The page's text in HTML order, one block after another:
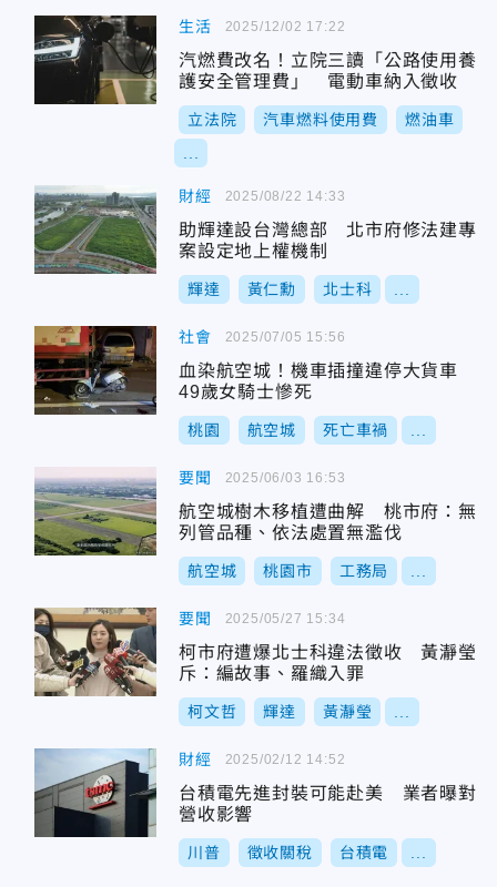
生活
汽燃費改名！立院三讀「公路使用養
護安全管理費」 電動車納入徵收
立法院 汽車燃料使用費 燃油車
2025/12/02 17:22
財經
助輝達設台灣總部 北市府修法建專
案設定地上權機制
輝達 黃仁勳 北士科
2025/08/22 14:33
社會
血染航空城！機車插撞違停大貨車
49歲女騎士慘死
桃園 航空城 死亡車禍
2025/07/05 15:56
要聞
航空城樹木移植遭曲解 桃市府：無
列管品種、依法處置無濫伐
航空城 桃園市 工務局
2025/06/03 16:53
要聞
柯市府遭爆北士科違法徵收 黃瀞瑩
斥：編故事、羅織入罪
柯文哲 輝達 黃瀞瑩
2025/05/27 15:34
財經
台積電先進封裝可能赴美 業者曝對
營收影響
川普 徵收關稅 台積電
2025/02/12 14:52